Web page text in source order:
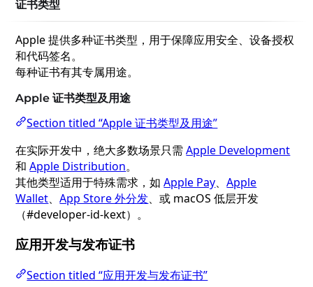
证书类型
Apple 提供多种证书类型，用于保障应用安全、设备授权
和代码签名。
每种证书有其专属用途。
Apple 证书类型及用途
Section titled “Apple 证书类型及用途”
在实际开发中，绝大多数场景只需Apple Development
和Apple Distribution。
其他类型适用于特殊需求，如Apple Pay、Apple
Wallet、App Store 外分发、或 macOS 低层开发
（#developer-id-kext）。
应用开发与发布证书
Section titled “应用开发与发布证书”